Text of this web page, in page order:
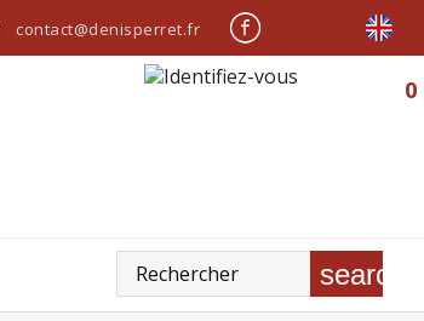
contact@denisperret.fr
0
search